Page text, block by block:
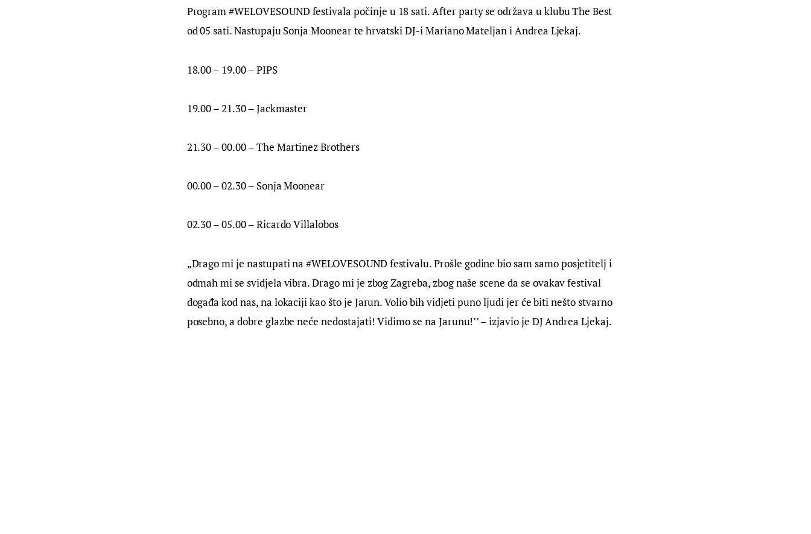
Program #WELOVESOUND festivala počinje u 18 sati. After party se održava u klubu The Best
od 05 sati. Nastupaju Sonja Moonear te hrvatski DJ-i Mariano Mateljan i Andrea Ljekaj.
18.00 – 19.00 – PIPS
19.00 – 21.30 – Jackmaster
21.30 – 00.00 – The Martinez Brothers
00.00 – 02.30 – Sonja Moonear
02.30 – 05.00 – Ricardo Villalobos
„Drago mi je nastupati na #WELOVESOUND festivalu. Prošle godine bio sam samo posjetitelj i
odmah mi se svidjela vibra. Drago mi je zbog Zagreba, zbog naše scene da se ovakav festival
događa kod nas, na lokaciji kao što je Jarun. Volio bih vidjeti puno ljudi jer će biti nešto stvarno
posebno, a dobre glazbe neće nedostajati! Vidimo se na Jarunu!’’ – izjavio je DJ Andrea Ljekaj.